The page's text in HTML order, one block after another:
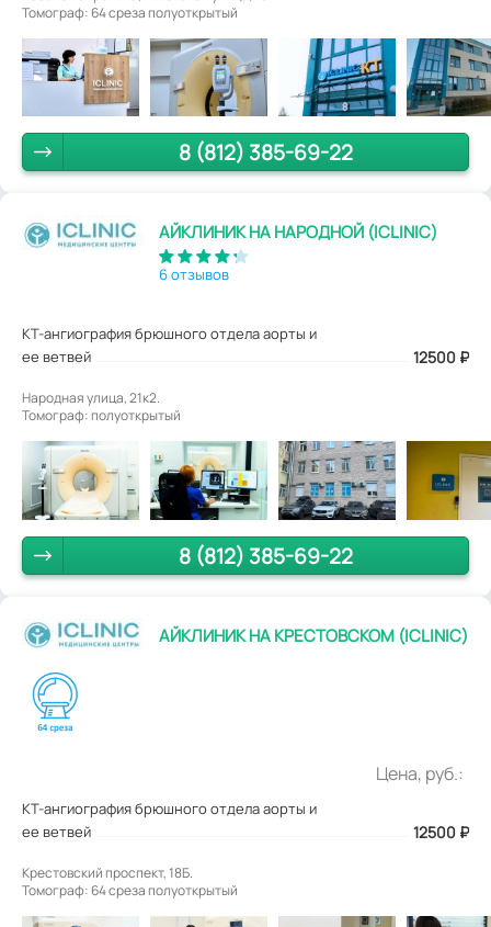
Томограф: 64 среза полуоткрытый
8 (812) 385-69-22
АЙКЛИНИК НА НАРОДНОЙ (ICLINIC)
6 отзывов
КТ-ангиография брюшного отдела аорты и
ее ветвей
12500 ₽
Народная улица, 21к2.
Томограф: полуоткрытый
8 (812) 385-69-22
АЙКЛИНИК НА КРЕСТОВСКОМ (ICLINIC)
Цена, руб.:
КТ-ангиография брюшного отдела аорты и
ее ветвей
12500 ₽
Крестовский проспект, 18Б.
Томограф: 64 среза полуоткрытый